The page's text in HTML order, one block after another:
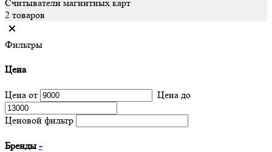
Считыватели магнитных карт
2 товаров
Фильтры
Цена
Цена от Цена до
Ценовой фильтр
Бренды -